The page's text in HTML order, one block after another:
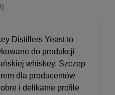
Distillers Yeast to
do produkcji
whiskey. Szczep
dla producentów
i delikatne profile